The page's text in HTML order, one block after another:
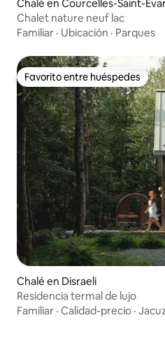
Chalé en Courcelles-Saint-
Chalet nature neuf lac
Familiar · Ubicación · Parques
Favorito entre huéspedes
Favorito entre huéspedes
Chalé en Disraeli
Residencia termal de lujo
Familiar · Calidad-precio ·